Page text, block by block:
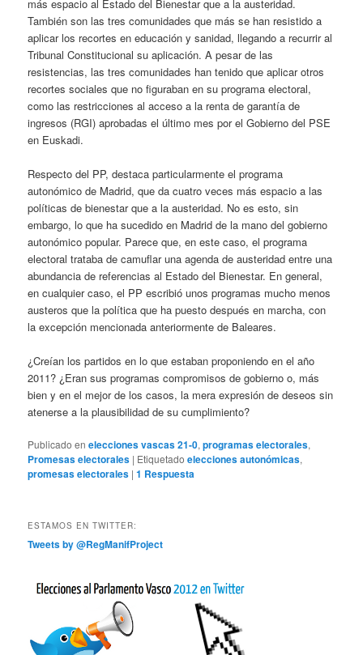
más espacio al Estado del Bienestar que a la austeridad.
También son las tres comunidades que más se han resistido a
aplicar los recortes en educación y sanidad, llegando a recurrir al
Tribunal Constitucional su aplicación. A pesar de las
resistencias, las tres comunidades han tenido que aplicar otros
recortes sociales que no figuraban en su programa electoral,
como las restricciones al acceso a la renta de garantía de
ingresos (RGI) aprobadas el último mes por el Gobierno del PSE
en Euskadi.
Respecto del PP, destaca particularmente el programa
autonómico de Madrid, que da cuatro veces más espacio a las
políticas de bienestar que a la austeridad. No es esto, sin
embargo, lo que ha sucedido en Madrid de la mano del gobierno
autonómico popular. Parece que, en este caso, el programa
electoral trataba de camuflar una agenda de austeridad entre una
abundancia de referencias al Estado del Bienestar. En general,
en cualquier caso, el PP escribió unos programas mucho menos
austeros que la política que ha puesto después en marcha, con
la excepción mencionada anteriormente de Baleares.
¿Creían los partidos en lo que estaban proponiendo en el año
2011? ¿Eran sus programas compromisos de gobierno o, más
bien y en el mejor de los casos, la mera expresión de deseos sin
atenerse a la plausibilidad de su cumplimiento?
Publicado en elecciones vascas 21-0,programas electorales,
Promesas electorales | Etiquetado elecciones autonómicas,
promesas electorales |1 Respuesta
ESTAMOS EN TWITTER:
Tweets by @RegManifProject